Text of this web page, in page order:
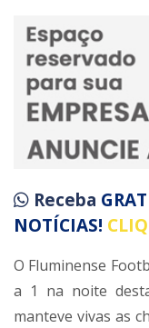
Receba
NOTÍCIAS!
O Fluminense
a 1 na noite
manteve vivas as